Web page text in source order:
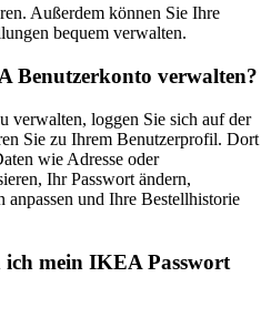
Außerdem können Sie Ihre
bequem verwalten.
Benutzerkonto verwalten?
loggen Sie sich auf der
Sie zu Ihrem Benutzerprofil. Dort
wie Adresse oder
Ihr Passwort ändern,
und Ihre Bestellhistorie
ich mein IKEA Passwort